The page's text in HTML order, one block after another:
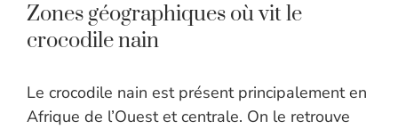
Zones géographiques où vit le
crocodile nain
Le crocodile nain est présent principalement en
Afrique de l’Ouest et centrale. On le retrouve